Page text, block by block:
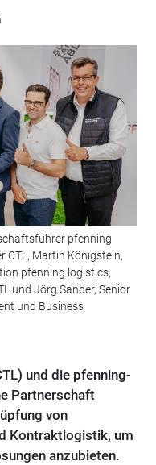
pfenning
CTL, Martin Königstein,
pfenning logistics,
und Jörg Sander, Senior
und Business
und die pfenning-
Partnerschaft
von
Kontraktlogistik, um
anzubieten.